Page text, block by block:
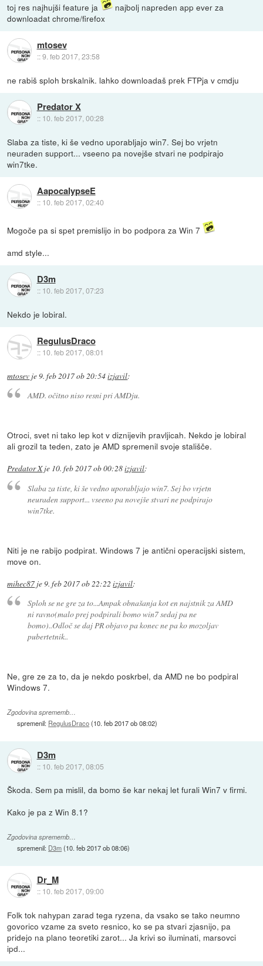
toj res najhujši feature ja
najbolj napreden app ever za
downloadat chrome/firefox
mtosev
::9. feb 2017, 23:58
ne rabiš sploh brskalnik. lahko downloadaš prek FTPja v cmdju
Predator X
:: 10. feb 2017, 00:28
Slaba za tiste, ki še vedno uporabljajo win7. Sej bo vrjetn
neuraden support... vseeno pa novejše stvari ne podpirajo
win7tke.
AapocalypseE
:: 10. feb 2017, 02:40
Mogoče pa si spet premislijo in bo podpora za Win 7
amd style...
D3m
:: 10. feb 2017, 07:23
Nekdo je lobiral.
RegulusDraco
:: 10. feb 2017, 08:01
mtosev je9. feb 2017 ob 20:54izjavil:
AMD. očitno niso resni pri AMDju.
Otroci, svet ni tako lep kot v diznijevih pravljicah. Nekdo je lobiral
ali grozil ta teden, zato je AMD spremenil svoje stališče.
Predator Xje 10. feb 2017 ob 00:28izjavil:
Slaba za tiste, ki še vedno uporabljajo win7. Sej bo vrjetn
neuraden support... vseeno pa novejše stvari ne podpirajo
win7tke.
Niti je ne rabijo podpirat. Windows 7 je antični operacijski sistem,
move on.
mihec87 je9. feb 2017 ob 22:22 izjavil:
Sploh se ne gre za to...Ampak obnašanja kot en najstnik za AMD
ni ravno(malo prej podpirali bomo win7 sedaj pa ne
bomo)..Odloč se daj PR objavo pa konec ne pa ko mozoljav
pubertetnik..
Ne, gre ze za to, da je nekdo poskrbel, da AMD ne bo podpiral
Windows 7.
Zgodovina sprememb…
spremenil: RegulusDraco(10. feb 2017 ob 08:02)
D3m
:: 10. feb 2017, 08:05
Škoda. Sem pa mislil, da bomo še kar nekaj let furali Win7 v firmi.
Kako je pa z Win 8.1?
Zgodovina sprememb…
spremenil: D3m(10. feb 2017 ob 08:06)
Dr_M
:: 10. feb 2017, 09:00
Folk tok nahypan zarad tega ryzena, da vsako se tako neumno
govorico vzame za sveto resnico, ko se pa stvari zjasnijo, pa
pridejo na plano teoretiki zarot... Ja krivi so iluminati, marsovci
ipd...